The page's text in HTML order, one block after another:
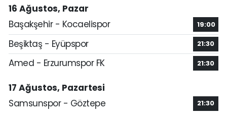
16 Ağustos, Pazar
Başakşehir - Kocaelispor
19:00
Beşiktaş - Eyüpspor 21:30
Amed - Erzurumspor FK 21:30
17 Ağustos, Pazartesi
Samsunspor - Göztepe
21:30